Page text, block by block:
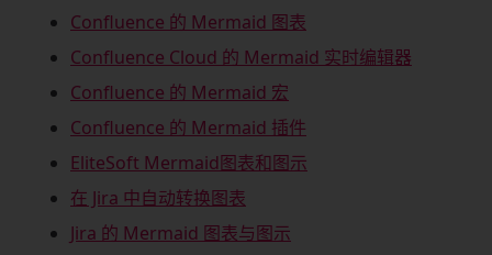
Confluence 的 Mermaid 图表
Confluence Cloud 的 Mermaid 实时编辑器
Confluence 的 Mermaid 宏
Confluence 的 Mermaid 插件
EliteSoft Mermaid图表和图示
在 Jira 中自动转换图表
Jira 的 Mermaid 图表与图示